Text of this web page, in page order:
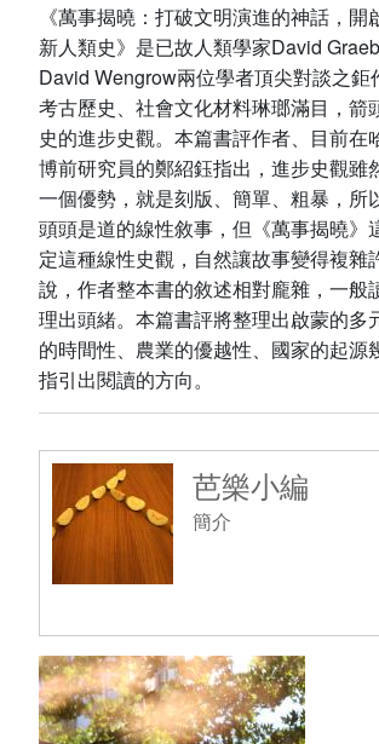
《萬事揭曉：打破文明演進的神話，開
新人類史》是已故人類學家David
David Wengrow兩位學者頂尖對談之鉅
考古歷史、社會文化材料琳瑯滿目，箭
史的進步史觀。本篇書評作者、目前在
博前研究員的鄭紹鈺指出，進步史觀雖
一個優勢，就是刻版、簡單、粗暴，所
頭頭是道的線性敘事，但《萬事揭曉》
定這種線性史觀，自然讓故事變得複雜
說，作者整本書的敘述相對龐雜，一般
理出頭緒。本篇書評將整理出啟蒙的多
的時間性、農業的優越性、國家的起源
指引出閱讀的方向。
芭樂小編
簡介